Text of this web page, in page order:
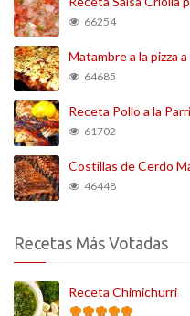
66254
Matambre a la pizza a
64685
Receta Pollo a la
61702
Costillas de Cerdo
46448
Recetas Más Votadas
Receta Chimichurri